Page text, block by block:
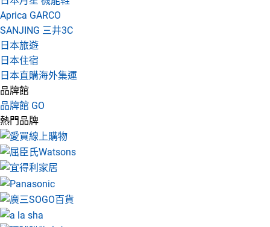
Aprica GARCO
SANJING 三井3C
日本旅遊
日本住宿
日本直購海外集運
品牌館
品牌館 GO
熱門品牌